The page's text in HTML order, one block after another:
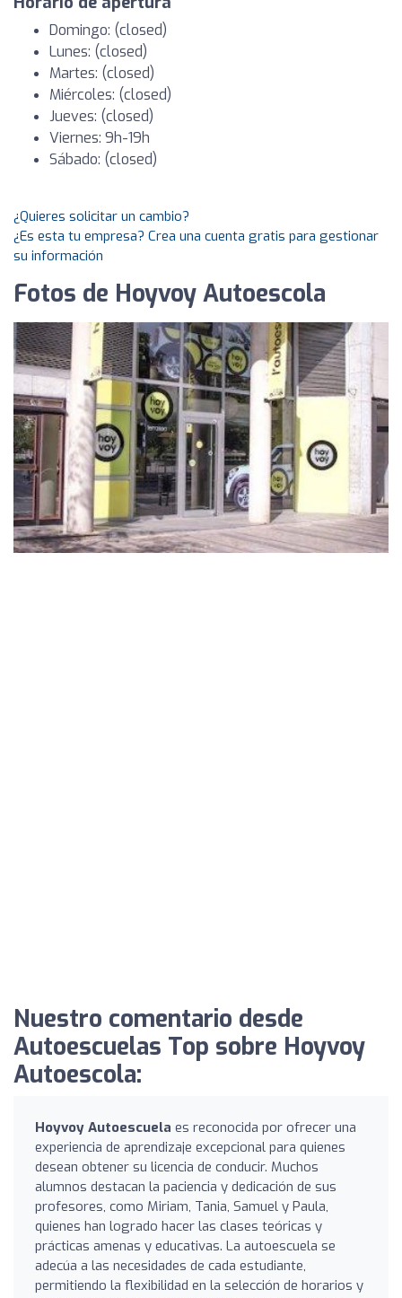
Domingo: (closed)
Lunes: (closed)
Martes: (closed)
Miércoles: (closed)
Jueves: (closed)
Viernes: 9h-19h
Sábado: (closed)
¿Quieres solicitar un cambio?
¿Es esta tu empresa? Crea una cuenta gratis para gestionar
su información
Fotos de Hoyvoy Autoescola
Nuestro comentario desde
Autoescuelas Top sobre Hoyvoy
Autoescola:
Hoyvoy Autoescuela es reconocida por ofrecer una
experiencia de aprendizaje excepcional para quienes
desean obtener su licencia de conducir. Muchos
alumnos destacan la paciencia y dedicación de sus
profesores, como Miriam, Tania, Samuel y Paula,
quienes han logrado hacer las clases teóricas y
prácticas amenas y educativas. La autoescuela se
adecúa a las necesidades de cada estudiante,
permitiendo la flexibilidad en la selección de horarios y